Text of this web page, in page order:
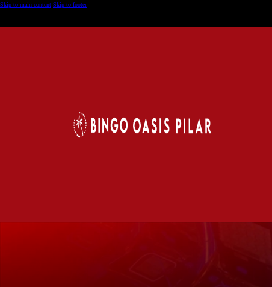
Skip to main content Skip to footer